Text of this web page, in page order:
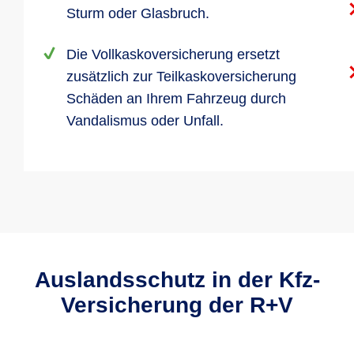
Sturm oder Glasbruch.
Die Vollkaskoversicherung ersetzt
zusätzlich zur Teilkaskoversicherung
Schäden an Ihrem Fahrzeug durch
Vandalismus oder Unfall.
Auslandsschutz in der Kfz-
Versicherung der R+V